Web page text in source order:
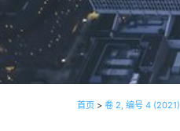
首页 > 卷 2, 编号 4 (2021)